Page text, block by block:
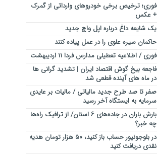
فوری؛ ترخیص برخی خودروهای وارداتی از گمرک
+ عکس
یک شایعه داغ درباره اپل واچ جدید
حاکمان سیره علوی را در عمل پیاده کنند
فوری / اطلاعیه تعطیلی مدارس فردا ۱۱ اردیبهشت
فاجعه بیخ گوش اقتصاد ایران | تشدید گرانی ها
در ماه‌ های آینده قطعی شد
صفر تا صد طرح جدید مالیاتی / مالیات بر عایدی
سرمایه به ایستگاه آخر رسید
بارش باران در جاده‌های ۶ استان/ از ترافیک راه‌ها
چه خبر؟
در بلوجونیور حساب باز کنید، ۵۰ هزار تومان هدیه
نقدی دریافت کنید